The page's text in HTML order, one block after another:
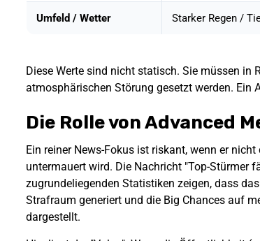
Umfeld / Wetter Starker Regen /
Diese Werte sind nicht statisch. Sie müssen in
atmosphärischen Störung gesetzt werden. Ein
Die Rolle von Advanced
Ein reiner News-Fokus ist riskant, wenn er
untermauert wird. Die Nachricht "Top-Stürmer
zugrundeliegenden Statistiken zeigen, dass
Strafraum generiert und die Big Chances auf
dargestellt.